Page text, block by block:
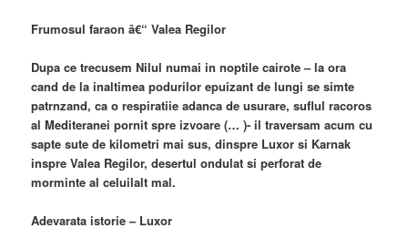
Frumosul faraon â€“ Valea Regilor
Dupa ce trecusem Nilul numai in noptile cairote – la ora
cand de la inaltimea podurilor epuizant de lungi se simte
patrnzand, ca o respiratiie adanca de usurare, suflul racoros
al Mediteranei pornit spre izvoare (… )- il traversam acum cu
sapte sute de kilometri mai sus, dinspre Luxor si Karnak
inspre Valea Regilor, desertul ondulat si perforat de
morminte al celuilalt mal.
Adevarata istorie – Luxor